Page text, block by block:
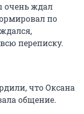
очень ждал
по
переписку.
что Оксана
общение.